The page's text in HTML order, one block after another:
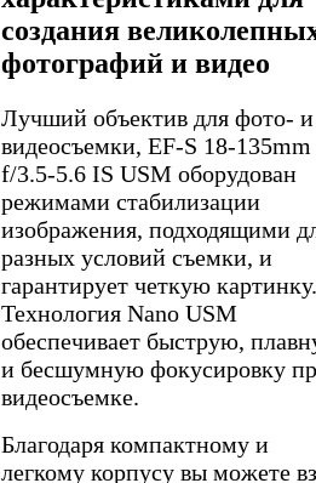
создания
фотографий и видео
Лучший объектив для фото- и
видеосъемки, EF-S 18-135mm
f/3.5-5.6 IS USM оборудован
режимами стабилизации
изображения, подходящими
разных условий съемки, и
гарантирует четкую картинку.
Технология Nano USM
обеспечивает быструю,
и бесшумную фокусировку
видеосъемке.
Благодаря компактному и
легкому корпусу вы можете